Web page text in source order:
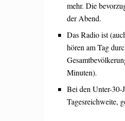
mehr. Die
der Abend.
Das Radio ist
hören am Tag
Minuten).
Bei den Unter-30-
Tagesreichweite,